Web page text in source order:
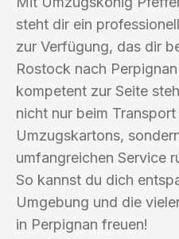
steht dir ein
zur Verfügung, das dir
Rostock nach
kompetent zur Seite
nicht nur beim
Umzugskartons,
umfangreichen Service
So kannst du dich
Umgebung und die
in Perpignan freuen!